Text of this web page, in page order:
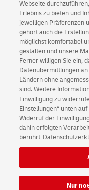
gutes Team, in dem
Jetzt bewerben
E-POST Solutions
E-POST Solutions
Impressum
Webseite
Erlebnis zu bieten und
jeweiligen Präferenzen
gehört auch die
möglichst komfortabel
gestalten und unsere
Ferner willigen Sie ein,
Datenübermittlungen
Ländern ohne
sind. Weitere
Einwilligung zu
Einstellungen“ unten
Widerruf der
dahin erfolgten
berührt
Nur